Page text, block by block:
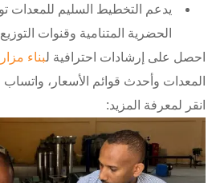
يدعم التخطيط السليم للمعدات
الحضرية المتنامية وقنوات
احصل على إرشادات احترافية لبناء
المعدات وأحدث قوائم الأسعار،
انقر لمعرفة المزيد: